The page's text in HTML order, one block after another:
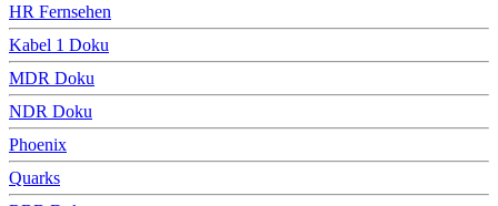
HR Fernsehen
Kabel 1 Doku
MDR Doku
NDR Doku
Phoenix
Quarks